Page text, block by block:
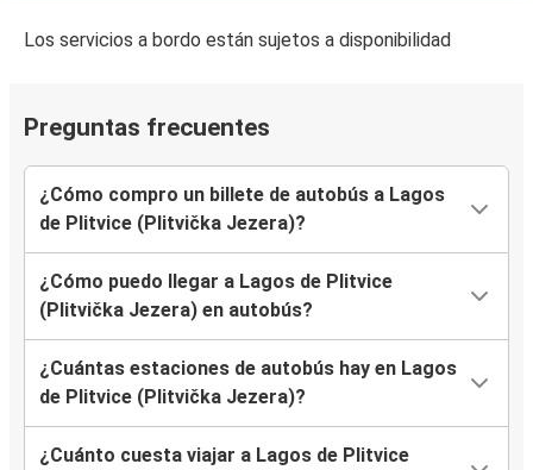
Los servicios a bordo están sujetos a disponibilidad
Preguntas frecuentes
¿Cómo compro un billete de autobús a Lagos
de Plitvice (Plitvička Jezera)?
¿Cómo puedo llegar a Lagos de Plitvice
(Plitvička Jezera) en autobús?
¿Cuántas estaciones de autobús hay en Lagos
de Plitvice (Plitvička Jezera)?
¿Cuánto cuesta viajar a Lagos de Plitvice